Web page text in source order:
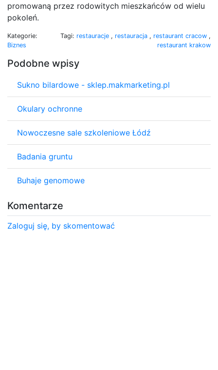
promowaną przez rodowitych mieszkańców od wielu
pokoleń.
Kategorie:
Biznes
Tagi: restauracje , restauracja , restaurant cracow ,
restaurant krakow
Podobne wpisy
Sukno bilardowe - sklep.makmarketing.pl
Okulary ochronne
Nowoczesne sale szkoleniowe Łódź
Badania gruntu
Buhaje genomowe
Komentarze
Zaloguj się, by skomentować